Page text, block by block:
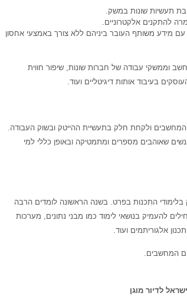
תעשיות שונות במשק.
להתקנים אלקטרוניים.
מידע משותף העובר ביניהם ללא צורך באמצעי אחסון
וממשקי עבודה של חברות שונות, שיפור חווית
בעיבוד אותות דיגיטליים ועוד.
המחשבים ולקחת חלק בתעשיית ההייטק ובשוק העבודה.
שאוהבים מספרים ומתמטיקה ובאופן כללי למי
התכנות בפרט. בשנה הראשונה לומדים הרבה
להעמיק בנושאי לימוד כמו מבני נתונים, מערכות
אלגוריתמים ועוד.
המחשבים.
לדיור מוגן